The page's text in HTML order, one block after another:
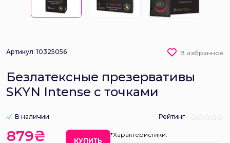
Артикул: 10325056 В избранное
Безлатексные презервативы
SKYN Intense с точками
В наличии Рейтинг
879₴ КУПИТЬ
*Характеристики: